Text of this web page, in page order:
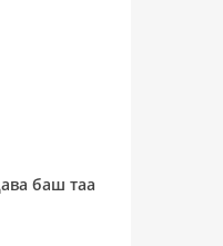
баш таа